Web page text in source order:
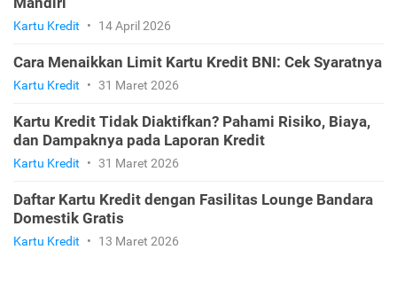
Kartu Kredit • 14 April 2026
Cara Menaikkan Limit Kartu Kredit BNI: Cek Syaratnya
Kartu Kredit • 31 Maret 2026
Kartu Kredit Tidak Diaktifkan? Pahami Risiko, Biaya,
dan Dampaknya pada Laporan Kredit
Kartu Kredit • 31 Maret 2026
Daftar Kartu Kredit dengan Fasilitas Lounge Bandara
Domestik Gratis
Kartu Kredit • 13 Maret 2026